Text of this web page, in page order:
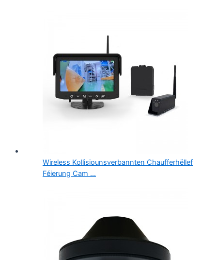
Wireless Kollisiounsverbannten Chaufferhëllef
Féierung Cam ...